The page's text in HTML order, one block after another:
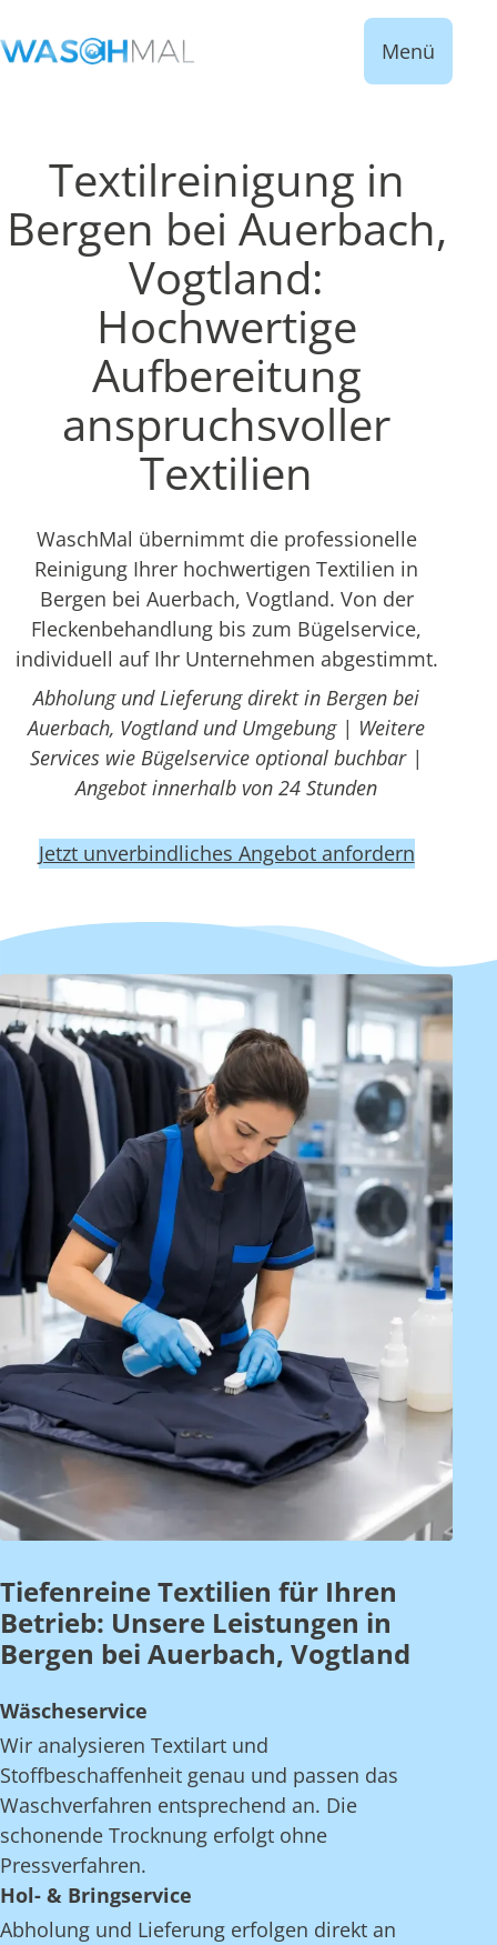
Menü
Textilreinigung in
Bergen bei Auerbach,
Vogtland:
Hochwertige
Aufbereitung
anspruchsvoller
Textilien
WaschMal übernimmt die professionelle
Reinigung Ihrer hochwertigen Textilien in
Bergen bei Auerbach, Vogtland. Von der
Fleckenbehandlung bis zum Bügelservice,
individuell auf Ihr Unternehmen abgestimmt.
Abholung und Lieferung direkt in Bergen bei
Auerbach, Vogtland und Umgebung | Weitere
Services wie Bügelservice optional buchbar |
Angebot innerhalb von 24 Stunden
Jetzt unverbindliches Angebot anfordern
Tiefenreine Textilien für Ihren
Betrieb: Unsere Leistungen in
Bergen bei Auerbach, Vogtland
Wäscheservice
Wir analysieren Textilart und
Stoffbeschaffenheit genau und passen das
Waschverfahren entsprechend an. Die
schonende Trocknung erfolgt ohne
Pressverfahren.
Hol- & Bringservice
Abholung und Lieferung erfolgen direkt an